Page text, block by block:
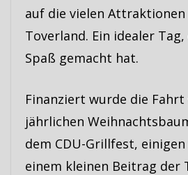
auf die vielen
Toverland. Ein idealer
Spaß gemacht hat.
Finanziert wurde die
jährlichen
dem CDU-Grillfest,
einem kleinen Beitrag der